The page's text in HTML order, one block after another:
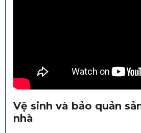
Vệ sinh và bảo quản
nhà